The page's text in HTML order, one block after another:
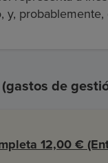
y,
de
12,00 €